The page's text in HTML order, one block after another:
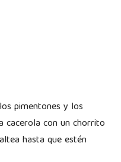
pimentones y los
cacerola con un chorrito
hasta que estén